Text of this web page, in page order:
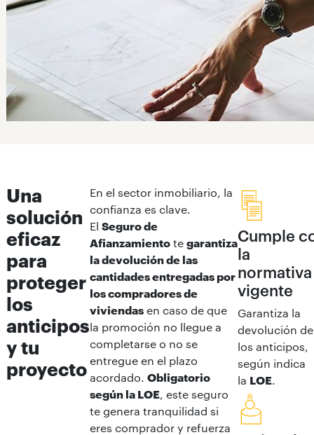
Una
solución
eficaz
para
proteger
los
anticipos
y tu
proyecto
En el sector inmobiliario, la
confianza es clave.
El Seguro de
Afianzamientote garantiza
la devolución de las
cantidades entregadas por
los compradores de
viviendasen caso de que
la promoción no llegue a
completarse o no se
entregue en el plazo
acordado. Obligatorio
según la LOE, este seguro
te genera tranquilidad si
eres comprador y refuerza
Cumple
la
normativa
vigente
Garantiza la
devolución de
los anticipos,
según indica
la LOE.